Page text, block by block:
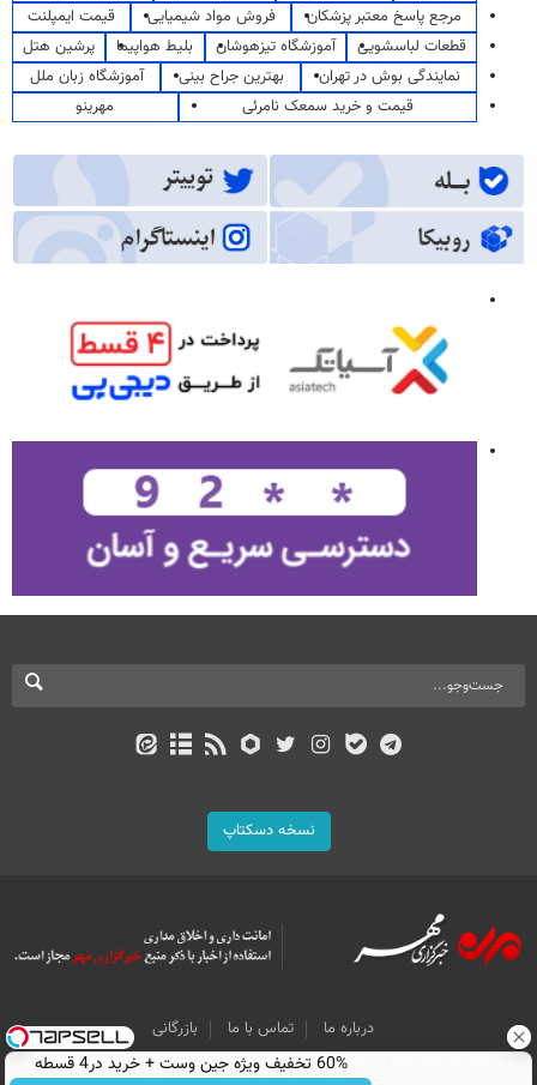
مرجع پاسخ معتبر پزشکان
فروش مواد شیمیایی
قیمت ایمپلنت
قطعات لباسشویی
آموزشگاه تیزهوشان بلیط هواپیما
پرشین هتل
نمایندگی بوش در تهران
بهترین جراح بینی
آموزشگاه زبان ملل
قیمت و خرید سمعک نامرئی
مهرینو
نسخه دسکتاپ
درباره ما تماس با ما
بازرگانی
All Content by Mehr News Agency is licensed under a Creative Commons
60% تخفیف ویژه جین وست + خرید در4 قسطه